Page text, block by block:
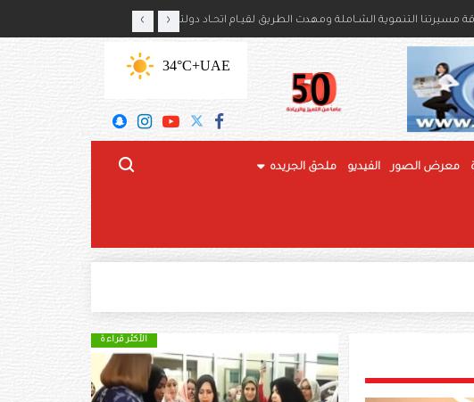
وحاكم عام جامايكا بذكرى استقلال بلديهما ‹ ›
UAE
+34°C
معرض الصور الفيديو ملحق الجريده